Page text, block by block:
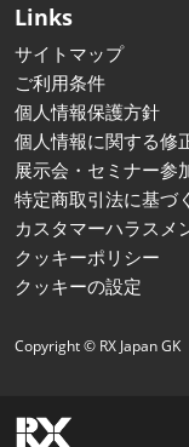
Links
サイトマップ
ご利用条件
個人情報保護方針
個人情報に関する修
展示会・セミナー参
特定商取引法に基づ
カスタマーハラスメ
クッキーポリシー
クッキーの設定
Copyright © RX Japan GK